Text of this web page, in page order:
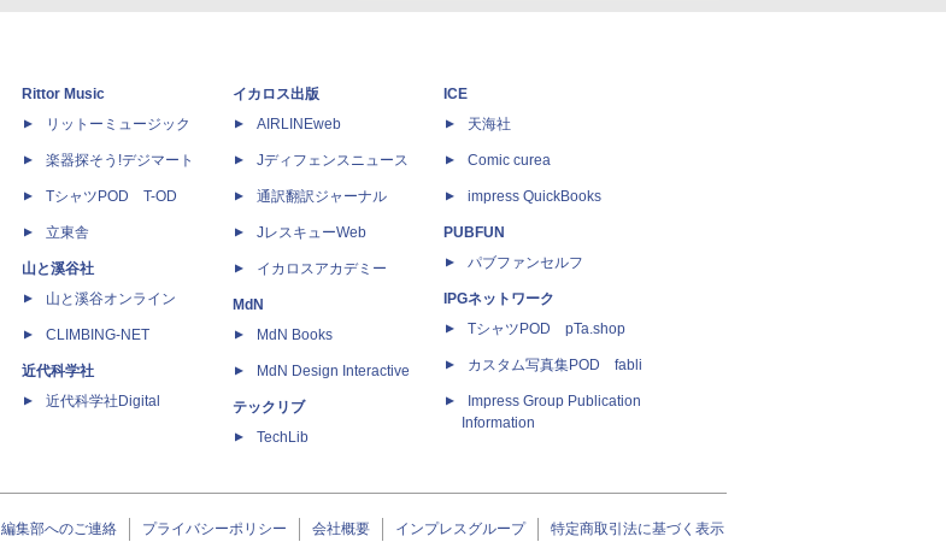
Rittor Music
リットーミュージック
楽器探そう!デジマート
TシャツPOD T-OD
立東舎
山と溪谷社
山と溪谷オンライン
CLIMBING-NET
近代科学社
近代科学社Digital
イカロス出版
AIRLINEweb
Jディフェンスニュース
通訳翻訳ジャーナル
JレスキューWeb
イカロスアカデミー
MdN
MdN Books
MdN Design Interactive
テックリブ
TechLib
ICE
天海社
Comic curea
impress QuickBooks
PUBFUN
パブファンセルフ
IPGネットワーク
TシャツPOD pTa.shop
カスタム写真集POD fabli
Impress Group Publication
Information
編集部へのご連絡 プライバシーポリシー 会社概要 インプレスグループ 特定商取引法に基づく表示